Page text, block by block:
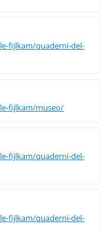
fijlkam/quaderni-del-
fijlkam/museo/
fijlkam/quaderni-del-
fijlkam/quaderni-del-